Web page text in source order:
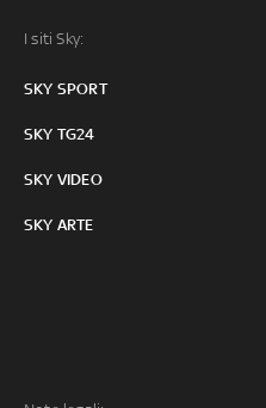
I siti Sky:
SKY SPORT
SKY TG24
SKY VIDEO
SKY ARTE